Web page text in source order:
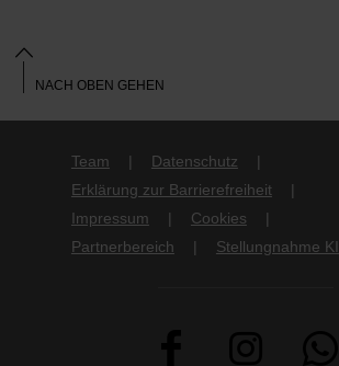
Team
Datenschutz
Erklärung zur Barrierefreiheit
Impressum
Cookies
Partnerbereich
Stellungnahme KI
NACH OBEN GEHEN